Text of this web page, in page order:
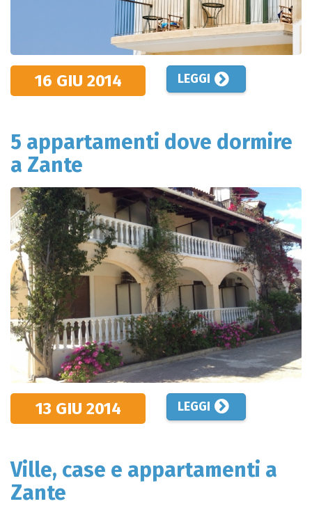
16 GIU 2014 LEGGI
5 appartamenti dove dormire
a Zante
13 GIU 2014 LEGGI
Ville, case e appartamenti a
Zante